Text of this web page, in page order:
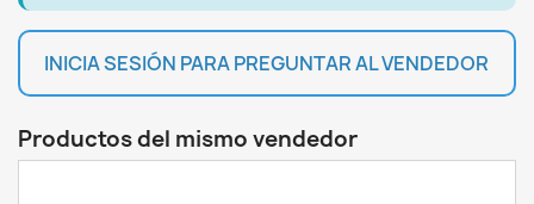
INICIA SESIÓN PARA PREGUNTAR AL VENDEDOR
Productos del mismo vendedor